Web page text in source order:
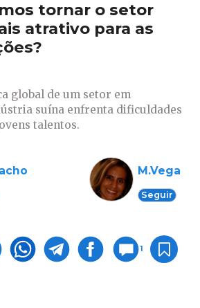
tornar o setor
atrativo para as
global de um setor em
suína enfrenta dificuldades
talentos.
M.Vega
Seguir
1